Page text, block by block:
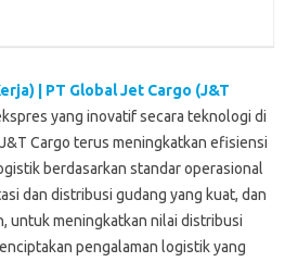
| PT Global Jet Cargo (J&T
yang inovatif secara teknologi di
Cargo terus meningkatkan efisiensi
berdasarkan standar operasional
dan distribusi gudang yang kuat, dan
untuk meningkatkan nilai distribusi
pengalaman logistik yang